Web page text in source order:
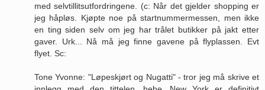
med selvtillitsutfordringene. (c: Når det gjelder shopping er
jeg håpløs. Kjøpte noe på startnummermessen, men ikke
en ting siden selv om jeg har trålet butikker på jakt etter
gaver. Urk... Nå må jeg finne gavene på flyplassen. Evt
flyet. Sc:
Tone Yvonne: "Løpeskjørt og Nugatti" - tror jeg må skrive et